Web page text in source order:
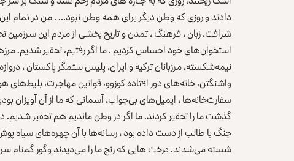
دادند و روزی که وطن دیگر برای همه وطن نبود… . من در تمام
شرافت، زبان ، فرهنگ ، تمدن و تاریخ بخشی از مردم این سرزمین
استخوان‌های خود احساس کردیم . ما اگر رفتیم، تحقیر شدیم.
نیمه‌شکسته، مرزبانان ترکیه و ایران، پلیس ستمگر پاکستان ،
واشنگتن، خانه‌های دور افتاده کوزوو، قوانین مهاجرت،
سفارت‌خانه‌ها ، ایمیل‌های بی‌جواب، آسمانی که ما از آن آویزان
گذشت ما را تحقیر کردند. ما اگر در وطن ماندیم هم تحقیر
جنگ با طالب از دست داده بود ، رسانه‌ها با آن چهره‌های سیاه
شسته می‌شدند، درخت هایی که رنج ما را می‌دیدند وگور گمنام